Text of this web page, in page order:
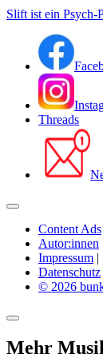
Slift ist ein Psych-
Threads
Content Ads
Autor:innen
Impressum |
Datenschutz
© 2026
Mehr